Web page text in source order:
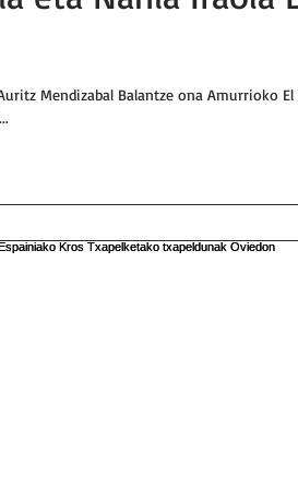
Mendizabal Balantze ona Amurrioko